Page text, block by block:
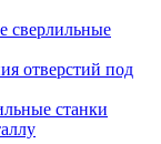
сверлильные
отверстий под
станки